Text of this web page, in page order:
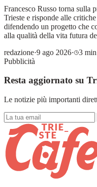
Francesco Russo torna sulla
Trieste e risponde alle
difendendo un progetto che
alla qualità della vita futura
redazione·9 ago 2026·
3 min
Pubblicità
Resta aggiornato su
Le notizie più importanti